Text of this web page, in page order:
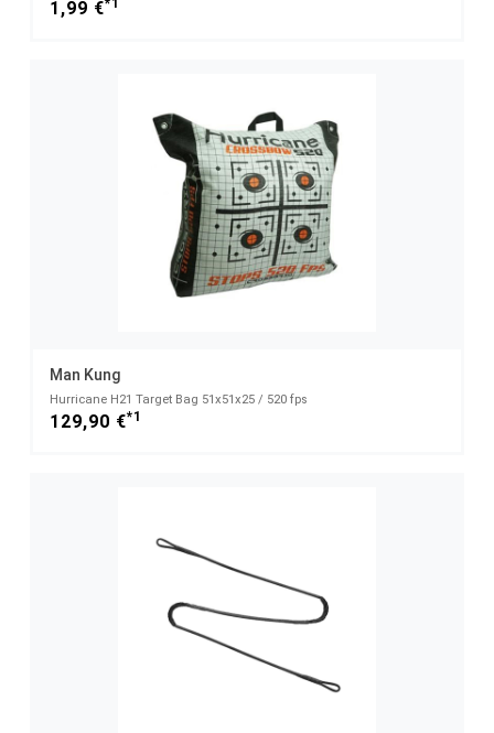
1,99 €*1
Man Kung
Hurricane H21 Target Bag 51x51x25 / 520 fps
129,90 €*1